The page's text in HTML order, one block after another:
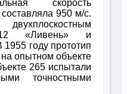
скорость
950 м/с.
«Ливень» и
году прототип
опытном объекте
265 испытали
точностными